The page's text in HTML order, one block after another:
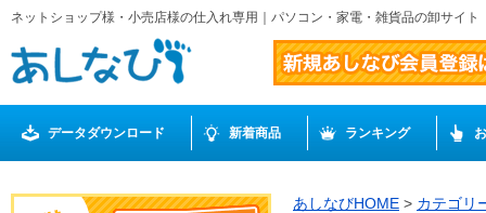
ネットショップ様・小売店様の仕入れ専用｜パソコン・家電・雑貨品の卸サイ
データダウンロード 新着商品 ランキング
あしなびHOME > カテゴリ